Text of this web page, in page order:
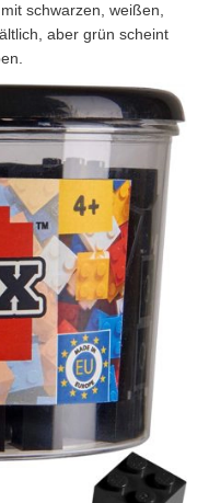
schwarzen, weißen,
aber grün scheint